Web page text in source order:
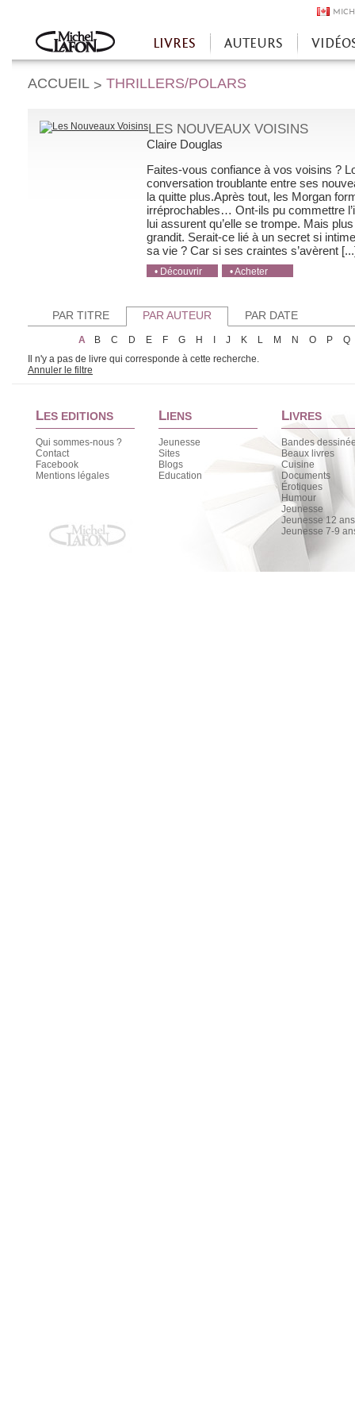
Accueil
LIVRES AUTEURS
ACCUEIL > THRILLERS/POLARS
LES NOUVEAUX VOISINS
Claire Douglas
Faites-vous confiance à vos voisins ?
conversation troublante entre ses
la quitte plus.Après tout, les Morgan
irréprochables… Ont-ils pu commettre
lui assurent qu’elle se trompe. Mais
grandit. Serait-ce lié à un secret si
sa vie ? Car si ses craintes s’avèrent
• Découvrir
• Acheter
• Acheter
PAR TITRE PAR AUTEUR PAR DATE
A B C D E F G H J K L M N O P
Q
Il n'y a pas de livre qui corresponde à cette recherche.
Annuler le filtre
LES EDITIONS
Qui sommes-nous ?
Contact
Facebook
Mentions légales
LIENS
Jeunesse
Sites
Blogs
Education
LIVRES
Bandes
Beaux livres
Cuisine
Documents
Érotiques
Humour
Jeunesse
Jeunesse 12
Jeunesse 7-9